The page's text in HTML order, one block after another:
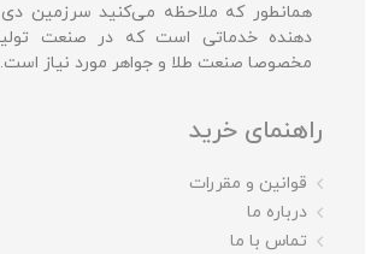
همانطور که ملاحظه می‌کنید سرزمین
دهنده خدماتی است که در صنعت
مخصوصا صنعت طلا و جواهر مورد نیاز است.
راهنمای خرید
قوانین و مقررات
درباره ما
تماس با ما